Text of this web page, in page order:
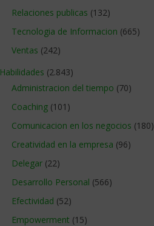
Relaciones publicas (132)
Tecnologia de Informacion (665)
Ventas (242)
Habilidades (2.843)
Administracion del tiempo (70)
Coaching (101)
Comunicacion en los negocios (180)
Creatividad en la empresa (96)
Delegar (22)
Desarrollo Personal (566)
Efectividad (52)
Empowerment (15)